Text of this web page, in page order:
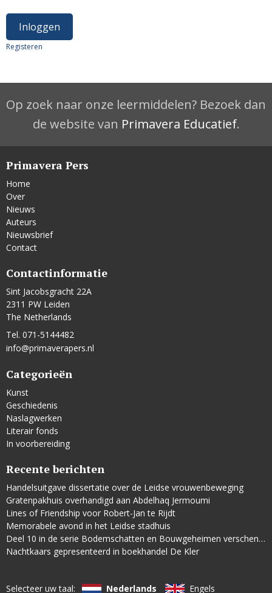
Registeren
Op zoek naar onze leermiddelen? Bezoek dan
de website van Primavera Educatief.
Primavera Pers
Home
Over
Nieuws
Auteurs
Nieuwsbrief
Contact
Contactinformatie
Sint Jacobsgracht 22A
2311 PW Leiden
The Netherlands
Tel. 071-5144482
info@primaverapers.nl
Categorieën
Kunst
Geschiedenis
Naslagwerken
Literair fonds
In voorbereiding
Recente berichten
Handelsuitgave dissertatie over de Leidse vrouwenbeweging
Gratenpakhuis overhandigd aan Abdelhaq Jermoumi
Lines of Friendship voor Robert-Jan te Rijdt
Memorabele avond in het Leidse stadhuis
Deel 10 in de serie Bodemschatten en Bouwgeheimen verschenen
Nachtkaars gepresenteerd in boekhandel De Kler
Selecteer uw taal: Nederlands Engels